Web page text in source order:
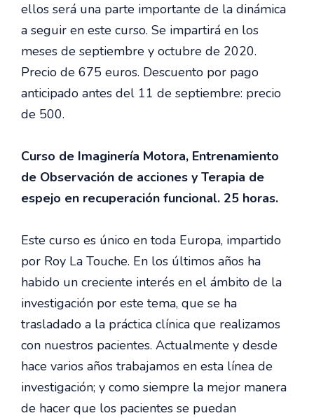
ellos será una parte importante de la dinámica
a seguir en este curso. Se impartirá en los
meses de septiembre y octubre de 2020.
Precio de 675 euros. Descuento por pago
anticipado antes del 11 de septiembre: precio
de 500.
Curso de Imaginería Motora, Entrenamiento
de Observación de acciones y Terapia de
espejo en recuperación funcional. 25 horas.
Este curso es único en toda Europa, impartido
por Roy La Touche. En los últimos años ha
habido un creciente interés en el ámbito de la
investigación por este tema, que se ha
trasladado a la práctica clínica que realizamos
con nuestros pacientes. Actualmente y desde
hace varios años trabajamos en esta línea de
investigación; y como siempre la mejor manera
de hacer que los pacientes se puedan